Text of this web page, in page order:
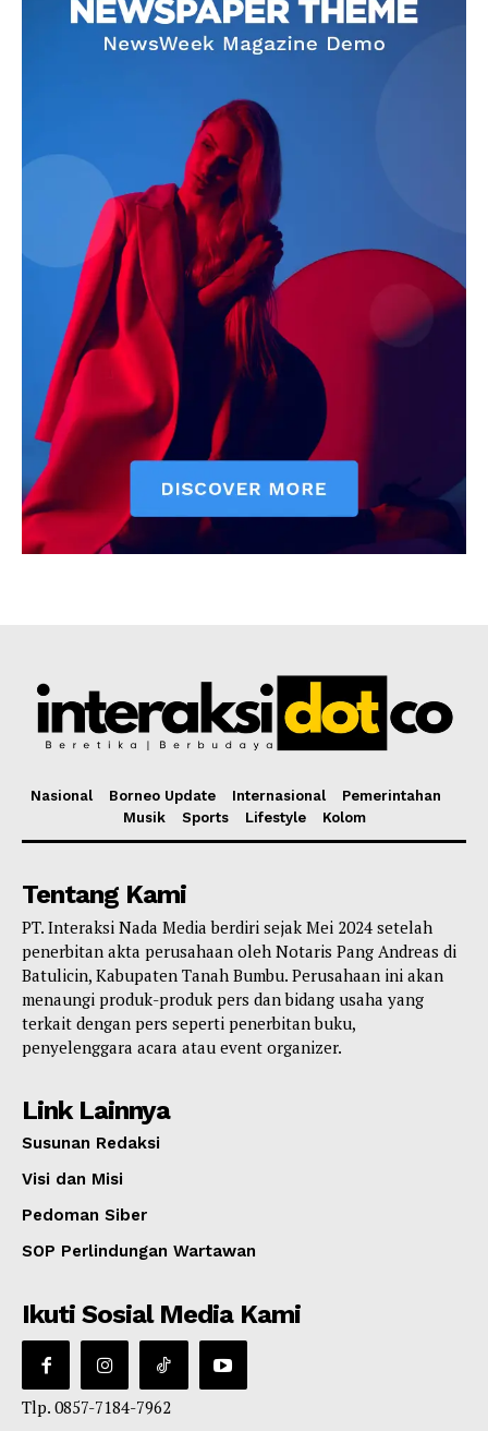
Nasional Borneo Update Internasional
Pemerintahan
Musik
Sports Lifestyle Kolom
Tentang Kami
PT. Interaksi Nada Media berdiri sejak Mei 2024 setelah
penerbitan akta perusahaan oleh Notaris Pang Andreas di
Batulicin, Kabupaten Tanah Bumbu. Perusahaan ini akan
menaungi produk-produk pers dan bidang usaha yang
terkait dengan pers seperti penerbitan buku,
penyelenggara acara atau event organizer.
Link Lainnya
Susunan Redaksi
Visi dan Misi
Pedoman Siber
SOP Perlindungan Wartawan
Ikuti Sosial Media Kami
Tlp. 0857-7184-7962